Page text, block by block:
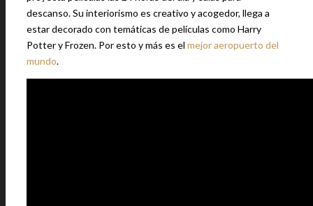
descanso. Su interiorismo es creativo y acogedor, llega a
estar decorado con temáticas de películas como Harry
Potter y Frozen. Por esto y más es el mejor aeropuerto del
mundo.